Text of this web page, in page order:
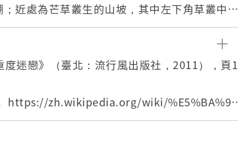
近處為芒草叢生的山坡，其中左下角草叢中有
片兩種，其中又可分為黑白及彩色。彩色正片，
下，底片會直接呈現拍攝時的色彩。
度迷戀》（臺北：流行風出版社，2011），頁1
https://zh.wikipedia.org/wiki/%E5%BA%9
26。
分類〉，Blogger， http://lightbarphotograp